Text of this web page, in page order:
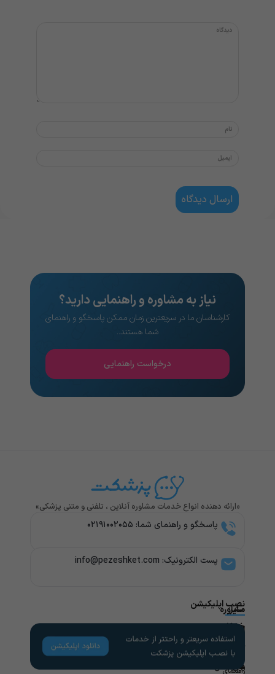
نیاز به مشاوره و راهنمایی دارید؟
کارشناسان ما در سریعترین زمان ممکن پاسخگو و راهنمای
شما هستند..
درخواست راهنمایی
«ارائه دهنده انواع خدمات مشاوره آنلاین ، تلفنی و متنی پزشکی»
پاسخگو و راهنمای شما: ۰۲۱۹۱۰۰۲۰۵۵
پست الکترونیک: info@pezeshket.com​
مشاوره
پزشکی
تخصص
های
سایر
خدمات
مشاوره
روانشناسی
راهنمای
کاربران
راهنمای
لینک
های
مفید
نصب اپلیکیشن